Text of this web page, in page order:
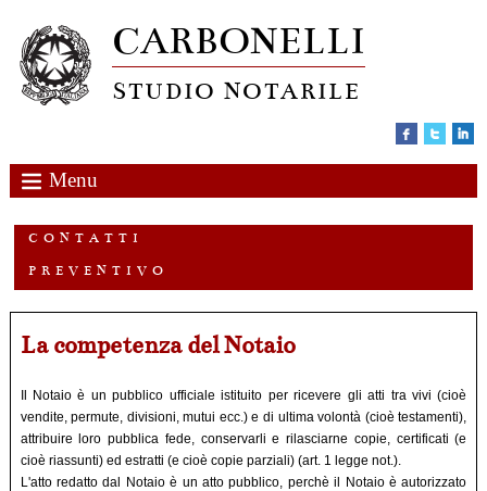
CARBONELLI
STUDIO NOTARILE
Menu
C O N T A T T I
P R E V E N T I V O
La competenza del Notaio
Il Notaio è un pubblico ufficiale istituito per ricevere gli atti tra vivi (cioè
vendite, permute, divisioni, mutui ecc.) e di ultima volontà (cioè testamenti),
attribuire loro pubblica fede, conservarli e rilasciarne copie, certificati (e
cioè riassunti) ed estratti (e cioè copie parziali) (art. 1 legge not.).
L'atto redatto dal Notaio è un atto pubblico, perchè il Notaio è autorizzato